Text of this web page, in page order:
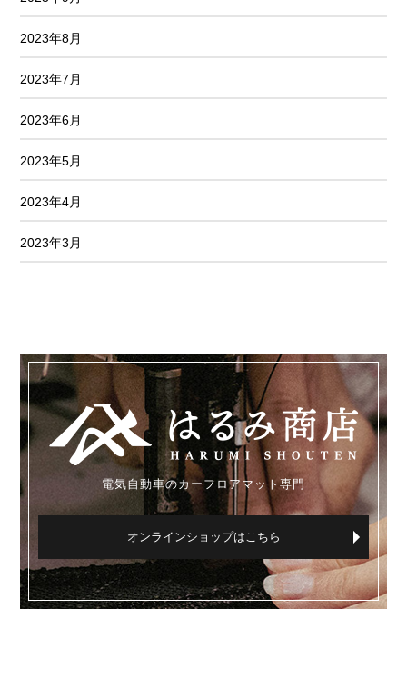
2023年8月
2023年7月
2023年6月
2023年5月
2023年4月
2023年3月
電気自動車のカーフロアマット専門
オンラインショップはこちら